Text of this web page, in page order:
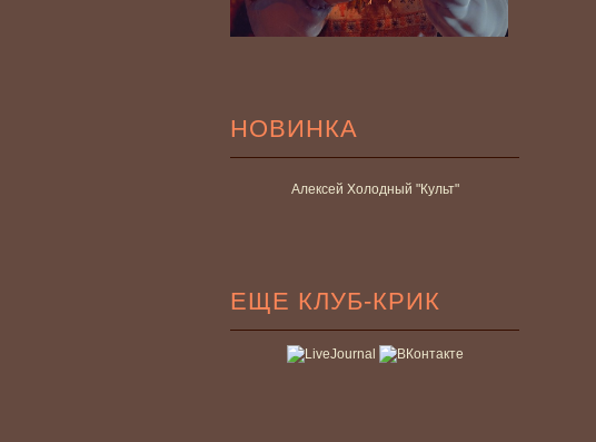
НОВИНКА
Алексей Холодный "Культ"
ЕЩЕ КЛУБ-КРИК